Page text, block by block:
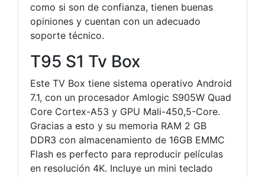
como si son de confianza, tienen buenas
opiniones y cuentan con un adecuado
soporte técnico.
T95 S1 Tv Box
Este TV Box tiene sistema operativo Android
7.1, con un procesador Amlogic S905W Quad
Core Cortex-A53 y GPU Mali-450,5-Core.
Gracias a esto y su memoria RAM 2 GB
DDR3 con almacenamiento de 16GB EMMC
Flash es perfecto para reproducir películas
en resolución 4K. Incluye un mini teclado